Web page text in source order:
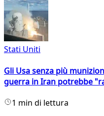
Stati Uniti
Gli Usa senza più
guerra in Iran potrebbe
1 min di lettura